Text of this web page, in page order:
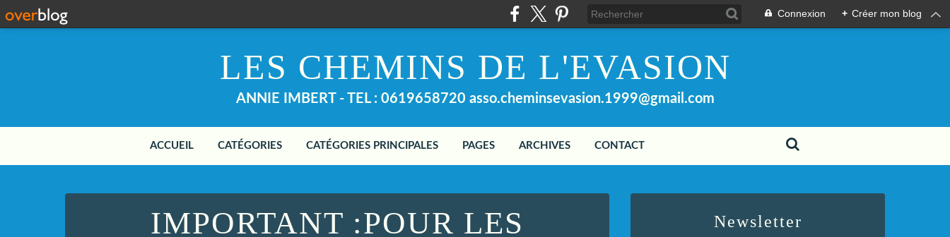
Connexion + Créer mon blog
LES CHEMINS DE L'EVASION
ANNIE IMBERT - TEL : 0619658720 asso.cheminsevasion.1999@gmail.com
ACCUEIL CATÉGORIES CATÉGORIES PRINCIPALES PAGES ARCHIVES CONTACT
IMPORTANT :POUR LES
Newsletter